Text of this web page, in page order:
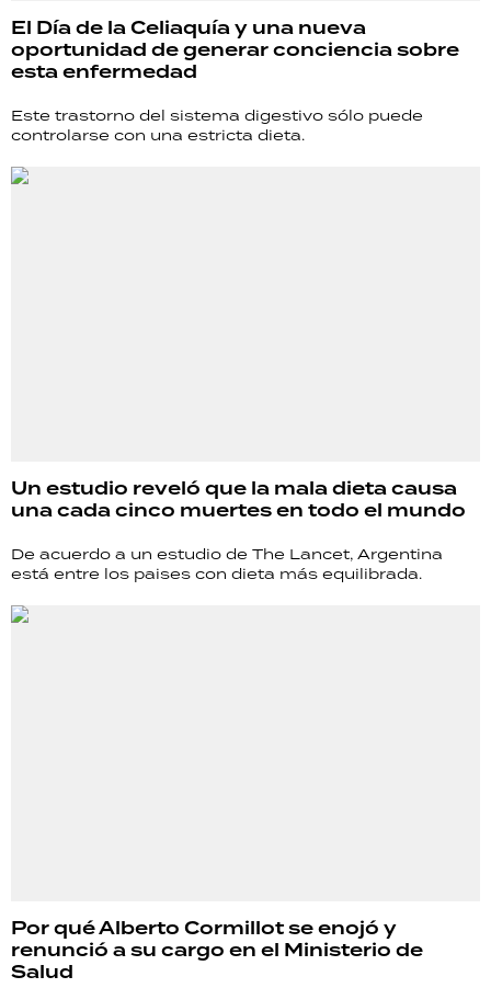
El Día de la Celiaquía y una nueva
oportunidad de generar conciencia sobre
esta enfermedad
Este trastorno del sistema digestivo sólo puede
controlarse con una estricta dieta.
Un estudio reveló que la mala dieta causa
una cada cinco muertes en todo el mundo
De acuerdo a un estudio de The Lancet, Argentina
está entre los paises con dieta más equilibrada.
Por qué Alberto Cormillot se enojó y
renunció a su cargo en el Ministerio de
Salud